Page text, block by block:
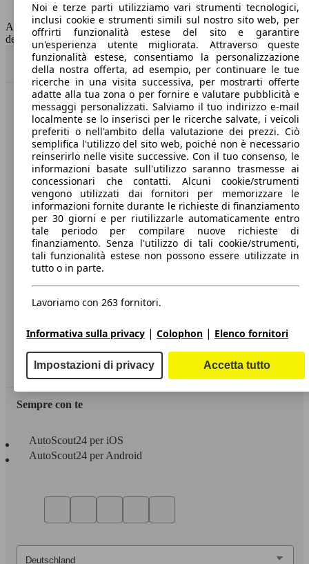
Capacità del serbatoio
52 l
AutoScout24 non si assume alcuna responsabilità per la correttezza
dei dati.
Torna su
Benvenuti su AutoScout24, il mercato auto europeo.
Società
A proposito di AutoScout24
Stampa
Media
Condizioni generali
Informazioni
Area rivenditori
Sempre con te
AutoScout24 per iOS
AutoScout24 per Android
Noi e terze parti utilizziamo vari strumenti tecnologici,
inclusi cookie e strumenti simili sul nostro sito web, per
offrirti funzionalità estese del sito e garantire
un'esperienza utente migliorata. Attraverso queste
funzionalità estese, consentiamo la personalizzazione
della nostra offerta, ad esempio, per continuare le tue
ricerche in una visita successiva, per mostrarti offerte
adatte alla tua zona o per fornire e valutare pubblicità e
messaggi personalizzati. Salviamo il tuo indirizzo e-mail
localmente se lo inserisci per le ricerche salvate, i veicoli
preferiti o nell'ambito della valutazione dei prezzi. Ciò
semplifica l'utilizzo del sito web, poiché non è necessario
reinserirlo nelle visite successive. Con il tuo consenso, le
informazioni basate sull'utilizzo saranno trasmesse ai
concessionari che contatti. Alcuni cookie/strumenti
vengono utilizzati dai fornitori per memorizzare le
informazioni fornite durante le richieste di finanziamento
per 30 giorni e per riutilizzarle automaticamente entro
tale periodo per compilare nuove richieste di
finanziamento. Senza l'utilizzo di tali cookie/strumenti,
tali funzionalità estese non possono essere utilizzate in
tutto o in parte.
Lavoriamo con 263 fornitori.
Informativa sulla privacy | Colophon | Elenco fornitori
Impostazioni di privacy Accetta tutto